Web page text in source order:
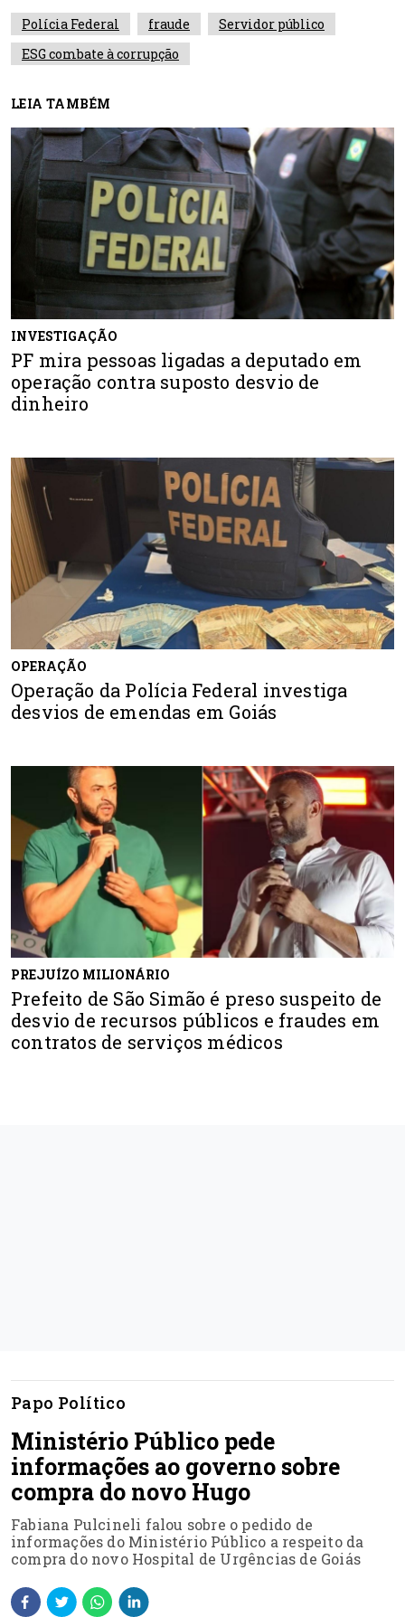
Polícia Federal fraude
Servidor público
ESG combate à corrupção
LEIA TAMBÉM
INVESTIGAÇÃO
PF mira pessoas ligadas a deputado em
operação contra suposto desvio de
dinheiro
OPERAÇÃO
Operação da Polícia Federal investiga
desvios de emendas em Goiás
PREJUÍZO MILIONÁRIO
Prefeito de São Simão é preso suspeito de
desvio de recursos públicos e fraudes em
contratos de serviços médicos
Papo Político
Ministério Público pede
informações ao governo sobre
compra do novo Hugo
Fabiana Pulcineli falou sobre o pedido de
informações do Ministério Público a respeito da
compra do novo Hospital de Urgências de Goiás